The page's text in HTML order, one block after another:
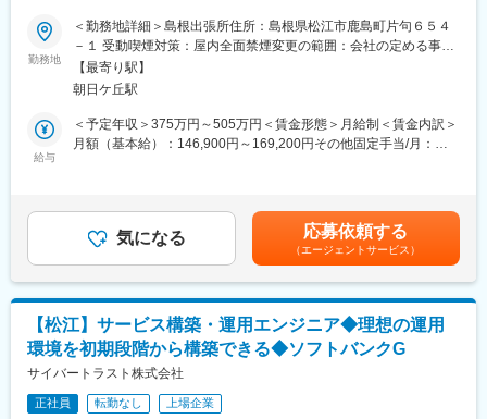
変更の範囲：会社の定める業務
・手厚いOJT
■働く環境：
＜休日休暇＞
度）
・自分や家族の記念日のためのアニバーサリー休暇
・有給取得率71.5%
・育休取得者 女性100％、男性100%
■会社について：
当社は、1983年に旧川崎製鉄（現 JFEスチール株式会社）のシス
テム部門から分離して設立され、現在まで、業務・お客様・売
上・社員数・拠点数をそれぞれ拡大・増加してきました。近年で
は、JFEホールディングスの『攻めのIT経営銘柄』『DX銘柄』へ
の8回にわたる選定に寄与。過去3年比30.7%経常利益UPしていま
■企業概要：
セコムグループの一員として、侵入警戒・監視カメラ・出入管理
システムを中心に、大規模施設向けセキュリティを設計から製
造、施工、保守まで一貫提供しています。原子力発電所や官公庁
施設でも豊富な実績を持つ技術企業です。
■業務内容：
■業務詳細：
・原子力発電所構内のセキュリティ設備保守点検
・機器納入時の現場代理人、現場監督業務
・作業指示書、報告書、工程管理表作成（Excel・Word使用）
・顧客要望のヒアリング、新システム提案
■業務の特徴：
日常生活では触れる機会の少ない原子力発電所や官公庁施設のセ
勤務地
＜勤務地詳細＞島根出張所住所：島根県松江市鹿島町片句６５４
－１ 受動喫煙対策：屋内全面禁煙変更の範囲：会社の定める事業
所【最寄り駅】
朝日ケ丘駅
給与
＜予定年収＞375万円～505万円＜賃金形態＞月給制＜賃金内訳＞
月額（基本給）：146,900円～169,200円その他固定手当/月：
するため、一概には言えませんが「平均9万円弱～12万円程度」
年間で上がる方が多いです。■賞与：有(年2回)：前期実績：5.5か
月賃金はあくまでも目安の金額であり、選考を通じて上下する可
能性があります。月給(月額)は固定手当を含めた表記です。
気になる 応募依頼する
（エージェントサービス）
【松江】サービス構築・運用エンジニア◆理想の運用
環境を初期段階から構築できる◆ソフトバンクG
サイバートラスト株式会社
正社員 転勤なし 上場企業